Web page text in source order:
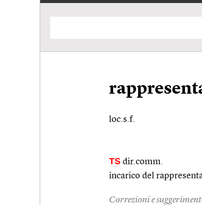
loc.s.f.
TS dir.comm.
incarico del
Correzioni e